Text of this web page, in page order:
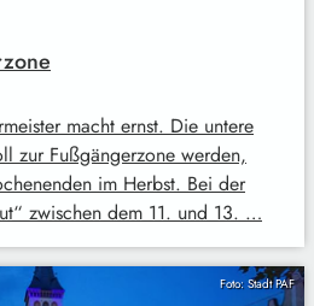
macht ernst. Die untere
zur Fußgängerzone werden,
im Herbst. Bei der
zwischen dem 11. und 13. …
Foto: Stadt PAF